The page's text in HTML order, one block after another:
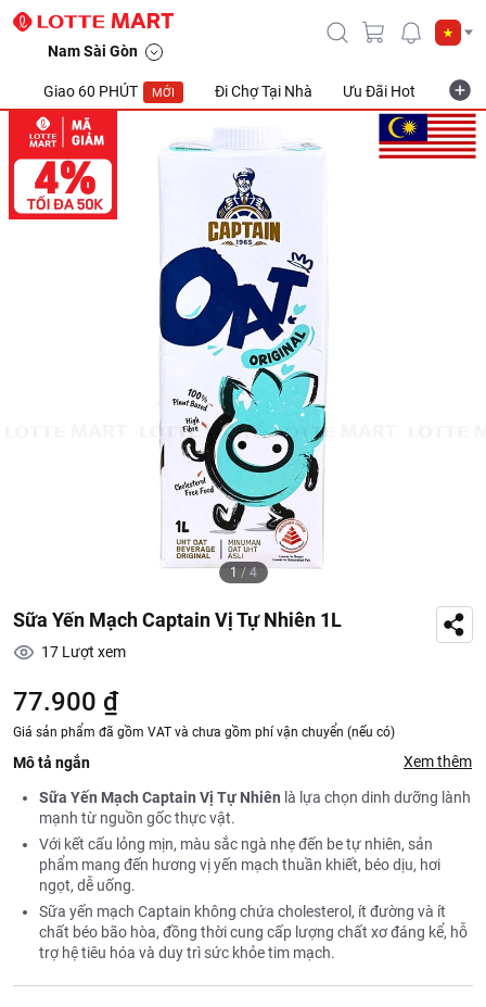
Nam Sài Gòn
Giao 60 PHÚT MỚI Đi Chợ Tại Nhà Ưu Đãi Hot
1 / 4
Sữa Yến Mạch Captain Vị Tự Nhiên 1L
17 Lượt xem
77.900 ₫
Giá sản phẩm đã gồm VAT và chưa gồm phí vận chuyển (nếu có)
Mô tả ngắn Xem thêm
Sữa Yến Mạch Captain Vị Tự Nhiên là lựa chọn dinh dưỡng lành
mạnh từ nguồn gốc thực vật.
Với kết cấu lỏng mịn, màu sắc ngà nhẹ đến be tự nhiên, sản
phẩm mang đến hương vị yến mạch thuần khiết, béo dịu, hơi
ngọt, dễ uống.
Sữa yến mạch Captain không chứa cholesterol, ít đường và ít
chất béo bão hòa, đồng thời cung cấp lượng chất xơ đáng kể, hỗ
trợ hệ tiêu hóa và duy trì sức khỏe tim mạch.